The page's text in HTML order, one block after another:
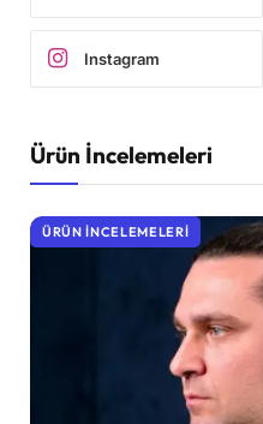
Instagram
Ürün İncelemeleri
ÜRÜN İNCELEMELERI